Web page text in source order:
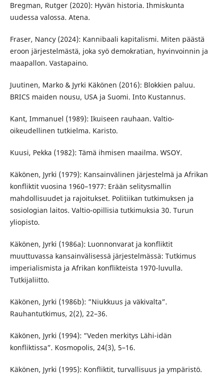
Bregman, Rutger (2020): Hyvän historia. Ihmiskunta
uudessa valossa. Atena.
Fraser, Nancy (2024): Kannibaali kapitalismi. Miten päästä
eroon järjestelmästä, joka syö demokratian, hyvinvoinnin ja
maapallon. Vastapaino.
Juutinen, Marko & Jyrki Käkönen (2016): Blokkien paluu.
BRICS maiden nousu, USA ja Suomi. Into Kustannus.
Kant, Immanuel (1989): Ikuiseen rauhaan. Valtio-
oikeudellinen tutkielma. Karisto.
Kuusi, Pekka (1982): Tämä ihmisen maailma. WSOY.
Käkönen, Jyrki (1979): Kansainvälinen järjestelmä ja Afrikan
konfliktit vuosina 1960–1977: Erään selitysmallin
mahdollisuudet ja rajoitukset. Politiikan tutkimuksen ja
sosiologian laitos. Valtio-opillisia tutkimuksia 30. Turun
yliopisto.
Käkönen, Jyrki (1986a): Luonnonvarat ja konfliktit
muuttuvassa kansainvälisessä järjestelmässä: Tutkimus
imperialismista ja Afrikan konflikteista 1970-luvulla.
Tutkijaliitto.
Käkönen, Jyrki (1986b): ”Niukkuus ja väkivalta”.
Rauhantutkimus, 2(2), 22–36.
Käkönen, Jyrki (1994): ”Veden merkitys Lähi-idän
konfliktissa”. Kosmopolis, 24(3), 5–16.
Käkönen, Jyrki (1995): Konfliktit, turvallisuus ja ympäristö.